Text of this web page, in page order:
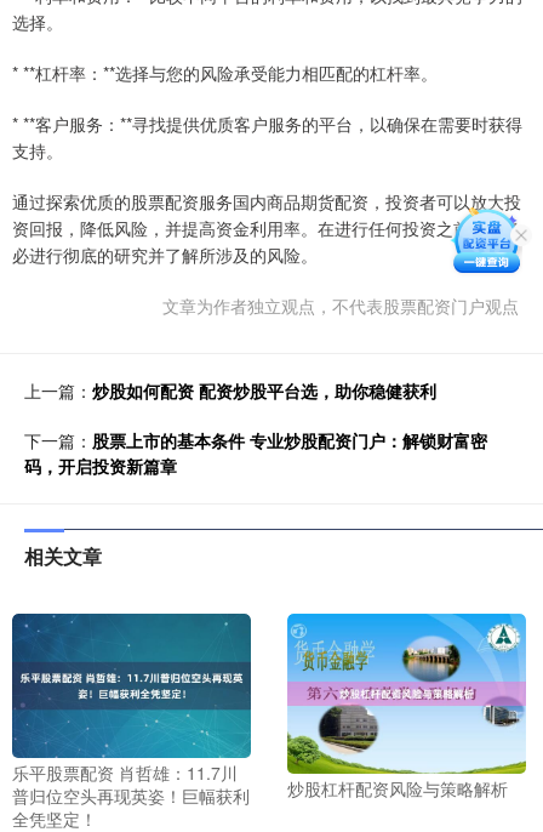
选择。
* **杠杆率：**选择与您的风险承受能力相匹配的杠杆率。
* **客户服务：**寻找提供优质客户服务的平台，以确保在需要时获得
支持。
通过探索优质的股票配资服务国内商品期货配资，投资者可以放大投
资回报，降低风险，并提高资金利用率。在进行任何投资之前，请务
必进行彻底的研究并了解所涉及的风险。
文章为作者独立观点，不代表股票配资门户观点
上一篇： 炒股如何配资 配资炒股平台选，助你稳健获利
下一篇： 股票上市的基本条件 专业炒股配资门户：解锁财富密
码，开启投资新篇章
相关文章
乐平股票配资 肖哲雄：11.7川
普归位空头再现英姿！巨幅获利
全凭坚定！
炒股杠杆配资风险与策略解析